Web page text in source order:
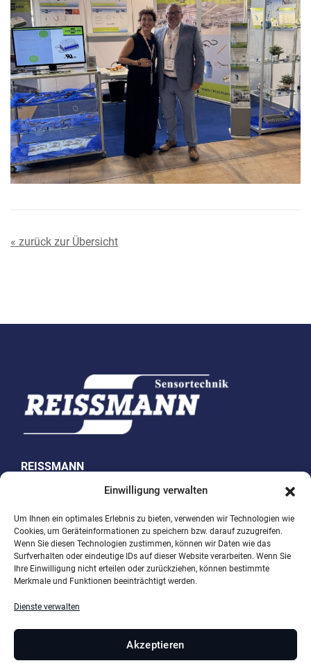
Einwilligung verwalten
Um Ihnen ein optimales Erlebnis zu bieten, verwenden wir Technologien wie
Cookies, um Geräteinformationen zu speichern bzw. darauf zuzugreifen.
Wenn Sie diesen Technologien zustimmen, können wir Daten wie das
Surfverhalten oder eindeutige IDs auf dieser Website verarbeiten. Wenn Sie
Ihre Einwilligung nicht erteilen oder zurückziehen, können bestimmte
Merkmale und Funktionen beeinträchtigt werden.
Dienste verwalten
Akzeptieren
« zurück zur Übersicht
REISSMANN
Sensortechnik GmbH
Westring 10
74538 Rosengarten-Uttenhofen
Telefon +49 (0)791 950 15-0
Fax +49 (0)791 950 15-29
E-Mail
info@reissmann.com